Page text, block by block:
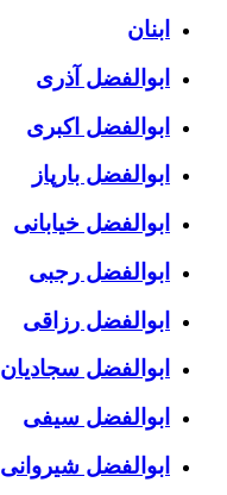
ابنان
ابوالفضل آذری
ابوالفضل اکبری
ابوالفضل بارپاز
ابوالفضل خیابانی
ابوالفضل رجبی
ابوالفضل رزاقی
ابوالفضل سجادیان
ابوالفضل سیفی
ابوالفضل شیروانی